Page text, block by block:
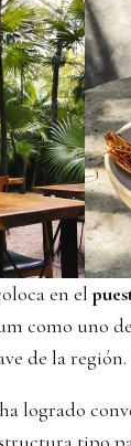
en el
como uno
de la región.
logrado